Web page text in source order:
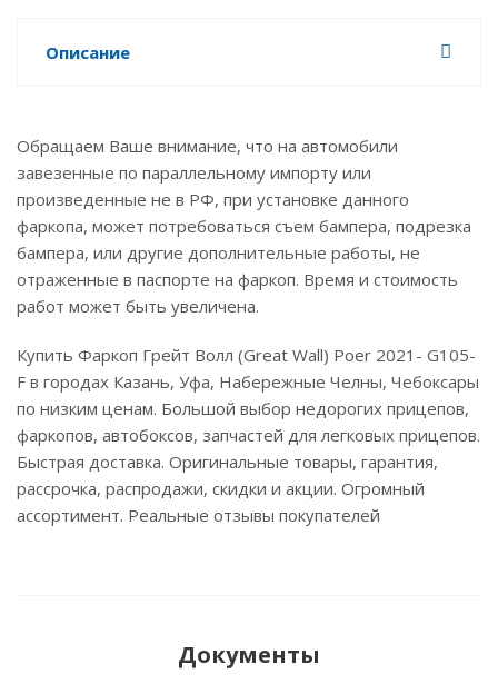
Описание
Обращаем Ваше внимание, что на автомобили
завезенные по параллельному импорту или
произведенные не в РФ, при установке данного
фаркопа, может потребоваться съем бампера, подрезка
бампера, или другие дополнительные работы, не
отраженные в паспорте на фаркоп. Время и стоимость
работ может быть увеличена.
Купить Фаркоп Грейт Волл (Great Wall) Poer 2021- G105-
F в городах Казань, Уфа, Набережные Челны, Чебоксары
по низким ценам. Большой выбор недорогих прицепов,
фаркопов, автобоксов, запчастей для легковых прицепов.
Быстрая доставка. Оригинальные товары, гарантия,
рассрочка, распродажи, скидки и акции. Огромный
ассортимент. Реальные отзывы покупателей
Документы